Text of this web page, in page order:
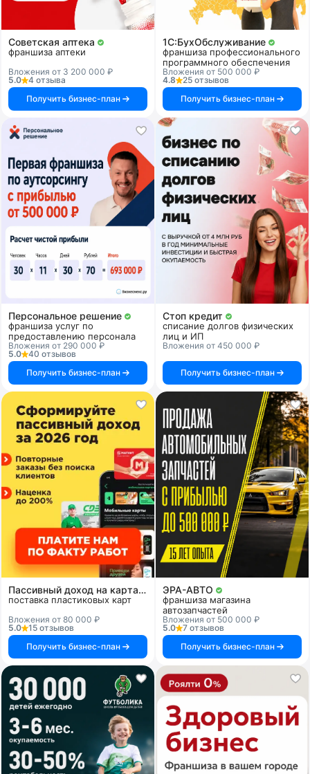
Советская аптека
франшиза аптеки
Вложения от 3 200 000 ₽
5.0
4 отзыва
Получить бизнес-план
1C:БухОбслуживание
франшиза профессионального
программного обеспечения
Вложения от 500 000 ₽
4.8
25 отзывов
Получить бизнес-план
Персональное решение
франшиза услуг по
предоставлению персонала
Вложения от 290 000 ₽
5.0
40 отзывов
Получить бизнес-план
Стоп кредит
списание долгов физических
лиц и ИП
Вложения от 450 000 ₽
Получить бизнес-план
Пассивный доход на картах и системах
поставка пластиковых карт
Вложения от 80 000 ₽
5.0
15 отзывов
Получить бизнес-план
ЭРА-АВТО
франшиза магазина
автозапчастей
Вложения от 500 000 ₽
5.0
7 отзывов
Получить бизнес-план